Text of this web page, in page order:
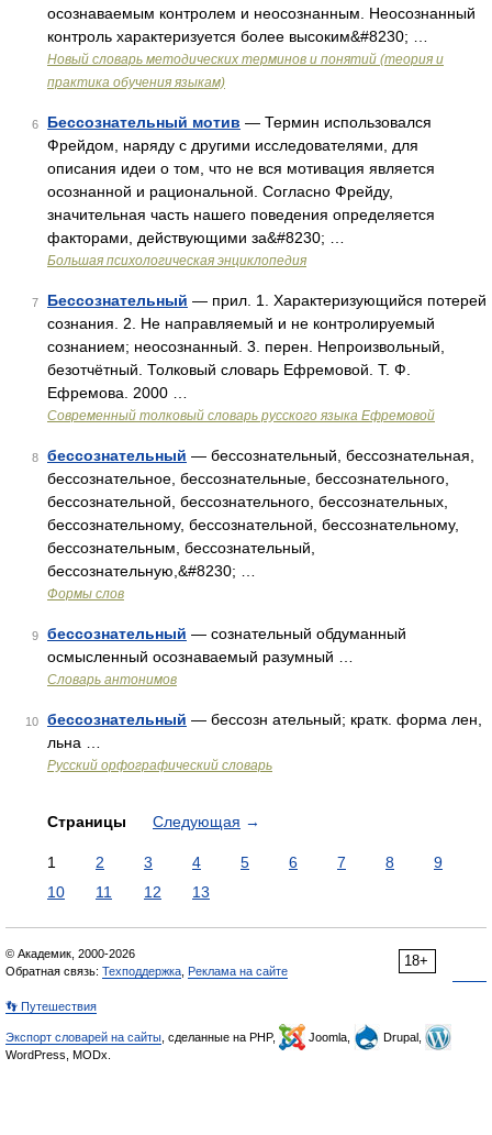
осознаваемым контролем и неосознанным. Неосознанный
контроль характеризуется более высоким&#8230; …
Новый словарь методических терминов и понятий (теория и
практика обучения языкам)
6 Бессознательный мотив — Термин использовался
Фрейдом, наряду с другими исследователями, для
описания идеи о том, что не вся мотивация является
осознанной и рациональной. Согласно Фрейду,
значительная часть нашего поведения определяется
факторами, действующими за&#8230; …
Большая психологическая энциклопедия
7 Бессознательный — прил. 1. Характеризующийся потерей
сознания. 2. Не направляемый и не контролируемый
сознанием; неосознанный. 3. перен. Непроизвольный,
безотчётный. Толковый словарь Ефремовой. Т. Ф.
Ефремова. 2000 …
Современный толковый словарь русского языка Ефремовой
8 бессознательный — бессознательный, бессознательная,
бессознательное, бессознательные, бессознательного,
бессознательной, бессознательного, бессознательных,
бессознательному, бессознательной, бессознательному,
бессознательным, бессознательный,
бессознательную,&#8230; …
Формы слов
9 бессознательный — сознательный обдуманный
осмысленный осознаваемый разумный …
Словарь антонимов
10 бессознательный — бессозн ательный; кратк. форма лен,
льна …
Русский орфографический словарь
Страницы Следующая →
1 2 3 4 5 6 7 8
9
10
11 12 13
18+
© Академик, 2000-2026
Обратная связь: Техподдержка Реклама на сайте
👣 Путешествия
Экспорт словарей на сайты , сделанные на PHP, Joomla,
Drupal,
WordPress, MODx.